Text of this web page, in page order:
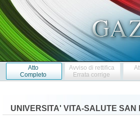
Atto
Completo
Avviso di rettifica
Errata corrige
UNIVERSITA' VITA-SALUTE SAN